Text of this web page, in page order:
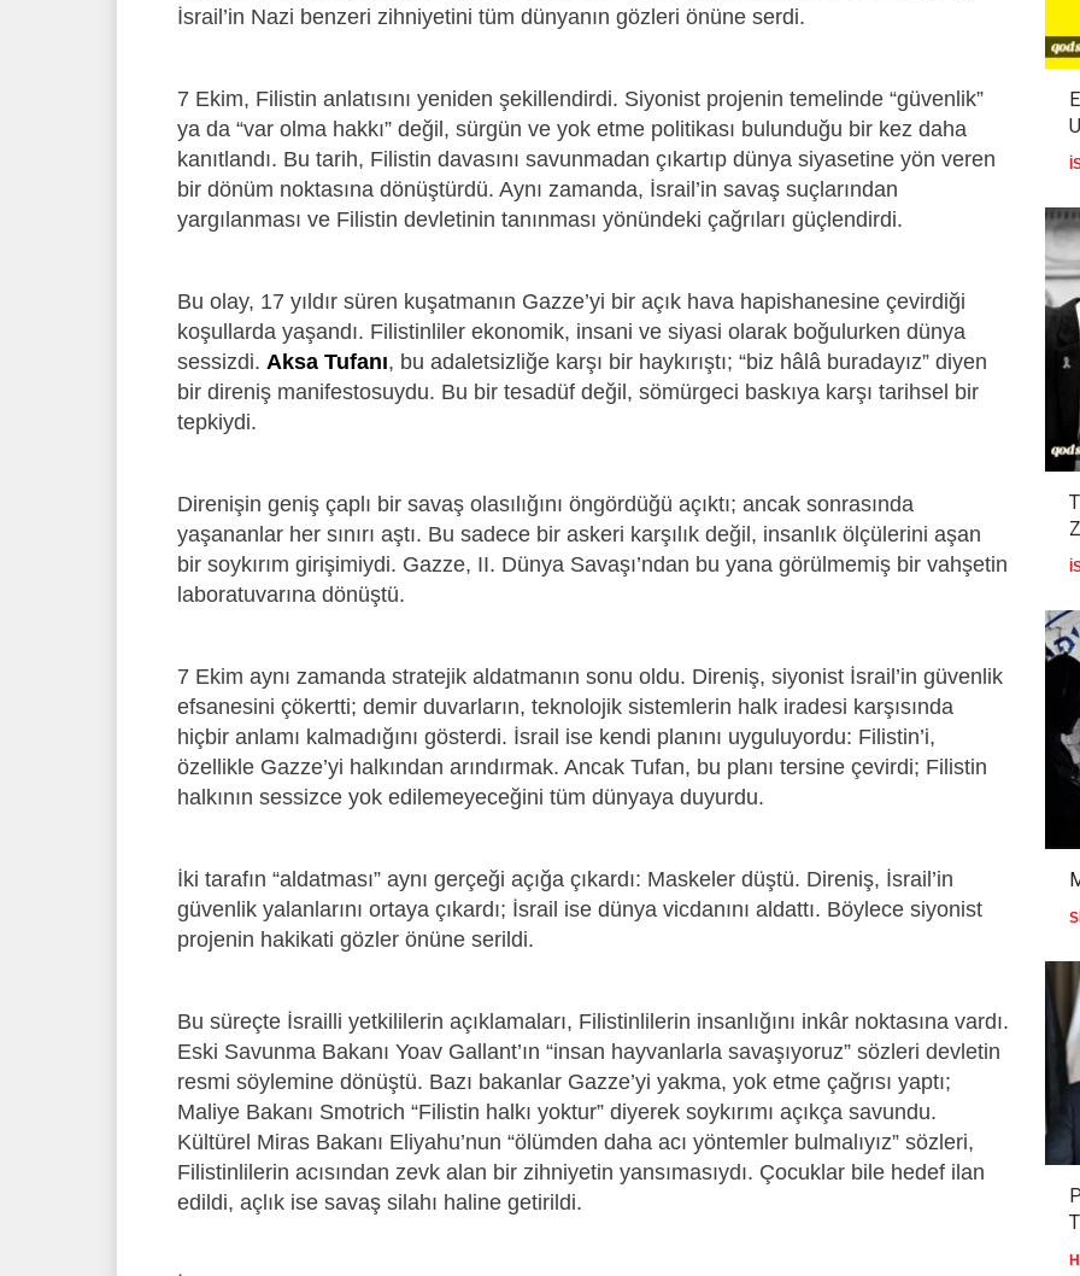
İsrail’in Nazi benzeri zihniyetini tüm dünyanın gözleri önüne serdi.
7 Ekim, Filistin anlatısını yeniden şekillendirdi. Siyonist projenin temelinde “güvenlik”
ya da “var olma hakkı” değil, sürgün ve yok etme politikası bulunduğu bir kez daha
kanıtlandı. Bu tarih, Filistin davasını savunmadan çıkartıp dünya siyasetine yön veren
bir dönüm noktasına dönüştürdü. Aynı zamanda, İsrail’in savaş suçlarından
yargılanması ve Filistin devletinin tanınması yönündeki çağrıları güçlendirdi.
Bu olay, 17 yıldır süren kuşatmanın Gazze’yi bir açık hava hapishanesine çevirdiği
koşullarda yaşandı. Filistinliler ekonomik, insani ve siyasi olarak boğulurken dünya
sessizdi. Aksa Tufanı, bu adaletsizliğe karşı bir haykırıştı; “biz hâlâ buradayız” diyen
bir direniş manifestosuydu. Bu bir tesadüf değil, sömürgeci baskıya karşı tarihsel bir
tepkiydi.
Direnişin geniş çaplı bir savaş olasılığını öngördüğü açıktı; ancak sonrasında
yaşananlar her sınırı aştı. Bu sadece bir askeri karşılık değil, insanlık ölçülerini aşan
bir soykırım girişimiydi. Gazze, II. Dünya Savaşı’ndan bu yana görülmemiş bir vahşetin
laboratuvarına dönüştü.
7 Ekim aynı zamanda stratejik aldatmanın sonu oldu. Direniş, siyonist İsrail’in güvenlik
efsanesini çökertti; demir duvarların, teknolojik sistemlerin halk iradesi karşısında
hiçbir anlamı kalmadığını gösterdi. İsrail ise kendi planını uyguluyordu: Filistin’i,
özellikle Gazze’yi halkından arındırmak. Ancak Tufan, bu planı tersine çevirdi; Filistin
halkının sessizce yok edilemeyeceğini tüm dünyaya duyurdu.
İki tarafın “aldatması” aynı gerçeği açığa çıkardı: Maskeler düştü. Direniş, İsrail’in
güvenlik yalanlarını ortaya çıkardı; İsrail ise dünya vicdanını aldattı. Böylece siyonist
projenin hakikati gözler önüne serildi.
Bu süreçte İsrailli yetkililerin açıklamaları, Filistinlilerin insanlığını inkâr noktasına vardı.
Eski Savunma Bakanı Yoav Gallant’ın “insan hayvanlarla savaşıyoruz” sözleri devletin
resmi söylemine dönüştü. Bazı bakanlar Gazze’yi yakma, yok etme çağrısı yaptı;
Maliye Bakanı Smotrich “Filistin halkı yoktur” diyerek soykırımı açıkça savundu.
Kültürel Miras Bakanı Eliyahu’nun “ölümden daha acı yöntemler bulmalıyız” sözleri,
Filistinlilerin acısından zevk alan bir zihniyetin yansımasıydı. Çocuklar bile hedef ilan
edildi, açlık ise savaş silahı haline getirildi.